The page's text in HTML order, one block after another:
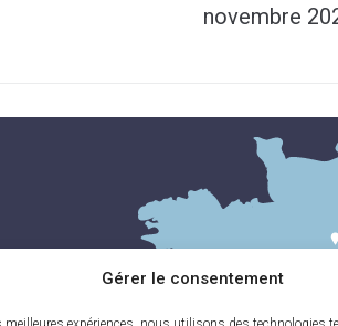
Gérer le consentement
novembre